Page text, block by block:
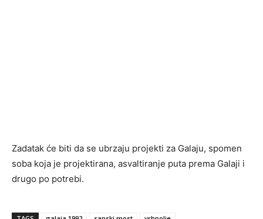
Zadatak će biti da se ubrzaju projekti za Galaju, spomen
soba koja je projektirana, asvaltiranje puta prema Galaji i
drugo po potrebi.